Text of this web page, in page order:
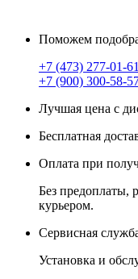
Поможем
+7 (473) 277-01-61
+7 (900) 300-58-
Лучшая цена с
Бесплатная
Оплата при
Без предоплаты,
курьером.
Сервисная
Установка и